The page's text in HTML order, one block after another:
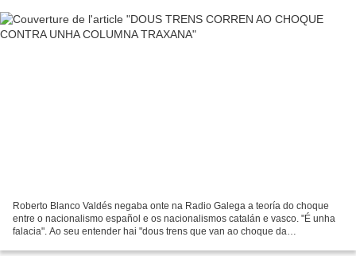
Roberto Blanco Valdés negaba onte na Radio Galega a teoría do choque
entre o nacionalismo español e os nacionalismos catalán e vasco. "É unha
falacia". Ao seu entender hai "dous trens que van ao choque da